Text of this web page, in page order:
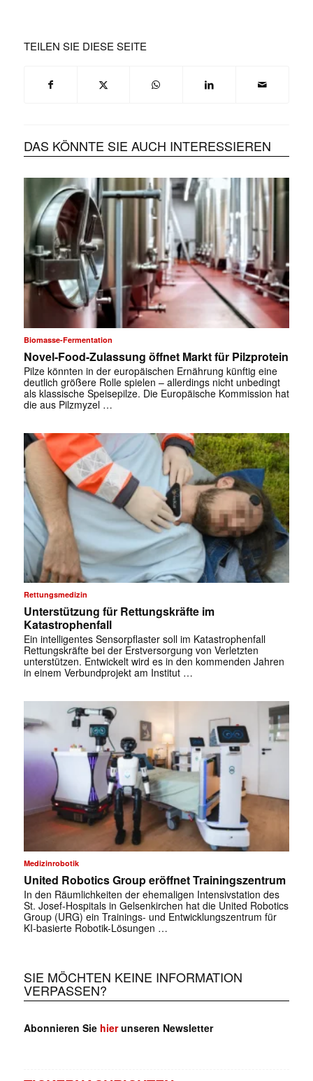
TEILEN SIE DIESE SEITE
DAS KÖNNTE SIE AUCH INTERESSIEREN
Biomasse-Fermentation
Novel-Food-Zulassung öffnet Markt für Pilzprotein
Pilze könnten in der europäischen Ernährung künftig eine
deutlich größere Rolle spielen – allerdings nicht unbedingt
als klassische Speisepilze. Die Europäische Kommission hat
die aus Pilzmyzel …
Rettungsmedizin
Unterstützung für Rettungskräfte im
Katastrophenfall
Ein intelligentes Sensorpflaster soll im Katastrophenfall
Rettungskräfte bei der Erstversorgung von Verletzten
unterstützen. Entwickelt wird es in den kommenden Jahren
in einem Verbundprojekt am Institut …
Medizinrobotik
United Robotics Group eröffnet Trainingszentrum
In den Räumlichkeiten der ehemaligen Intensivstation des
St. Josef-Hospitals in Gelsenkirchen hat die United Robotics
Group (URG) ein Trainings- und Entwicklungszentrum für
KI-basierte Robotik-Lösungen …
SIE MÖCHTEN KEINE INFORMATION
VERPASSEN?
Abonnieren Sie hierunseren Newsletter